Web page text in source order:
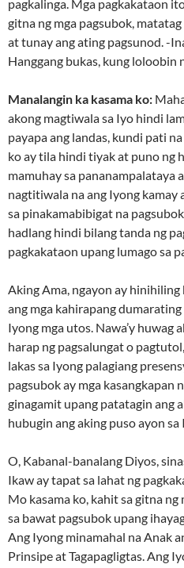
pagkalinga. Mga pagkakataon
gitna ng mga pagsubok,
at tunay ang ating pagsunod. -
Hanggang bukas, kung loloobin
Manalangin ka kasama ko:
akong magtiwala sa Iyo hindi
payapa ang landas, kundi pati
ko ay tila hindi tiyak at puno ng
mamuhay sa pananampalataya
nagtitiwala na ang Iyong kamay
sa pinakamabibigat na
hadlang hindi bilang tanda ng
pagkakataon upang lumago sa
Aking Ama, ngayon ay
ang mga kahirapang
Iyong mga utos. Nawa’y huwag
harap ng pagsalungat o
lakas sa Iyong palagiang
pagsubok ay mga kasangkapan
ginagamit upang patatagin ang
hubugin ang aking puso ayon
O, Kabanal-banalang Diyos,
Ikaw ay tapat sa lahat ng
Mo kasama ko, kahit sa gitna
sa bawat pagsubok upang
Ang Iyong minamahal na Anak
Prinsipe at Tagapagligtas. Ang